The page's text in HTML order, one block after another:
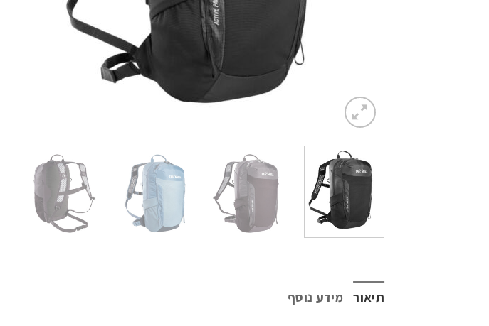
תיאור מידע נוסף